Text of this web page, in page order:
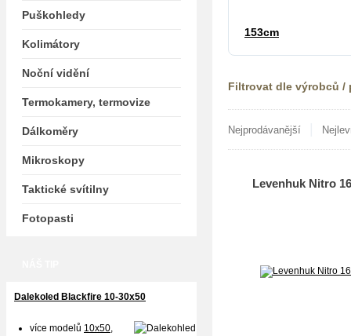
Filtrovat dle výrobců /
Nejprodávanější
Levenhuk Nitro
Puškohledy
Kolimátory
Noční vidění
Termokamery, termovize
Dálkoměry
Mikroskopy
Taktické svítilny
Fotopasti
Dalekoled Blackfire 10-30x50
více modelů 10x50,